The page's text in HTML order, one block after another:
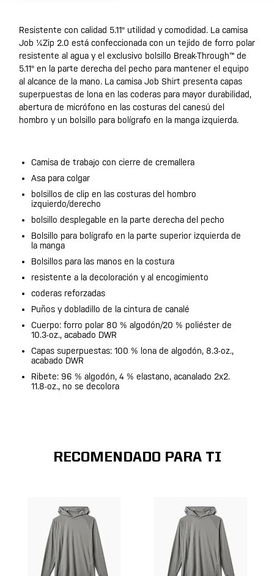
Resistente con calidad 5.11® utilidad y comodidad. La camisa
Job ¼Zip 2.0 está confeccionada con un tejido de forro polar
resistente al agua y el exclusivo bolsillo Break-Through™ de
5.11® en la parte derecha del pecho para mantener el equipo
al alcance de la mano. La camisa Job Shirt presenta capas
superpuestas de lona en las coderas para mayor durabilidad,
abertura de micrófono en las costuras del canesú del
hombro y un bolsillo para bolígrafo en la manga izquierda.
Camisa de trabajo con cierre de cremallera
Asa para colgar
bolsillos de clip en las costuras del hombro
izquierdo/derecho
bolsillo desplegable en la parte derecha del pecho
Bolsillo para bolígrafo en la parte superior izquierda de
la manga
Bolsillos para las manos en la costura
resistente a la decoloración y al encogimiento
coderas reforzadas
Puños y dobladillo de la cintura de canalé
Cuerpo: forro polar 80 % algodón/20 % poliéster de
10.3-oz., acabado DWR
Capas superpuestas: 100 % lona de algodón, 8.3-oz.,
acabado DWR
Ribete: 96 % algodón, 4 % elastano, acanalado 2x2.
11.8-oz., no se decolora
RECOMENDADO PARA TI